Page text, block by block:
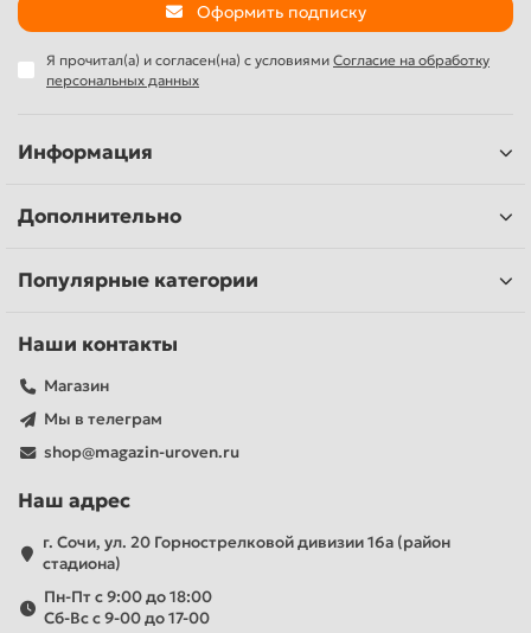
Оформить подписку
Я прочитал(а) и согласен(на) с условиями Согласие на обработку
персональных данных
Информация
Дополнительно
Популярные категории
Наши контакты
Магазин
Мы в телеграм
shop@magazin-uroven.ru
Наш адрес
г. Сочи, ул. 20 Горнострелковой дивизии 16а (район
стадиона)
Пн-Пт с 9:00 до 18:00
Сб-Вс с 9-00 до 17-00